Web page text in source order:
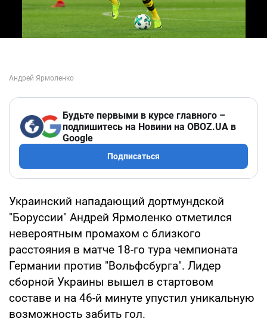
Будьте первыми в курсе главного –
подпишитесь на Новини на OBOZ.UA в
Google
Подписаться
Украинский нападающий дортмундской
"Боруссии" Андрей Ярмоленко отметился
невероятным промахом с близкого
расстояния в матче 18-го тура чемпионата
Германии против "Вольфсбурга". Лидер
сборной Украины вышел в стартовом
составе и на 46-й минуте упустил уникальную
возможность забить гол.